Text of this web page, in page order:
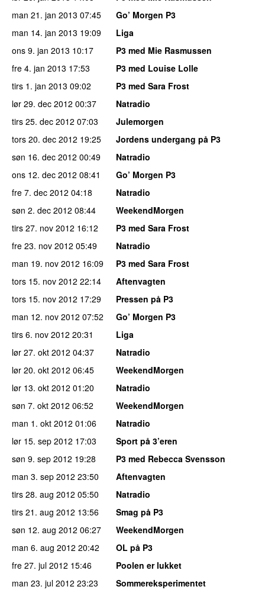
man 21. jan 2013 07:45
Go’ Morgen P3
man 14. jan 2013 19:09
Liga
ons 9. jan 2013 10:17
P3 med Mie Rasmussen
fre 4. jan 2013 17:53
P3 med Louise Lolle
tirs 1. jan 2013 09:02
P3 med Sara Frost
lør 29. dec 2012 00:37
Natradio
tirs 25. dec 2012 07:03
Julemorgen
tors 20. dec 2012 19:25
Jordens undergang på P3
søn 16. dec 2012 00:49
Natradio
ons 12. dec 2012 08:41
Go’ Morgen P3
fre 7. dec 2012 04:18
Natradio
søn 2. dec 2012 08:44
WeekendMorgen
tirs 27. nov 2012 16:12
P3 med Sara Frost
fre 23. nov 2012 05:49
Natradio
man 19. nov 2012 16:09
P3 med Sara Frost
tors 15. nov 2012 22:14
Aftenvagten
tors 15. nov 2012 17:29
Pressen på P3
man 12. nov 2012 07:52
Go’ Morgen P3
tirs 6. nov 2012 20:31
Liga
lør 27. okt 2012 04:37
Natradio
lør 20. okt 2012 06:45
WeekendMorgen
lør 13. okt 2012 01:20
Natradio
søn 7. okt 2012 06:52
WeekendMorgen
man 1. okt 2012 01:06
Natradio
lør 15. sep 2012 17:03
Sport på 3’eren
søn 9. sep 2012 19:28
P3 med Rebecca Svensson
man 3. sep 2012 23:50
Aftenvagten
tirs 28. aug 2012 05:50
Natradio
tirs 21. aug 2012 13:56
Smag på P3
søn 12. aug 2012 06:27
WeekendMorgen
man 6. aug 2012 20:42
OL på P3
fre 27. jul 2012 15:46
Poolen er lukket
man 23. jul 2012 23:23
Sommereksperimentet